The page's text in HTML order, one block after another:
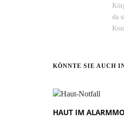
da
KÖNNTE SIE AUCH
HAUT IM